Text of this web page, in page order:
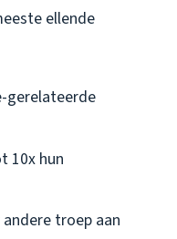
ellende
gerelateerde
10x hun
troep aan